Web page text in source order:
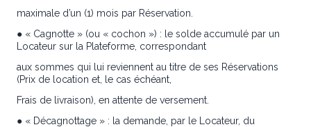
maximale d’un (1) mois par Réservation.
● « Cagnotte » (ou « cochon ») : le solde accumulé par un
Locateur sur la Plateforme, correspondant
aux sommes qui lui reviennent au titre de ses Réservations
(Prix de location et, le cas échéant,
Frais de livraison), en attente de versement.
● « Décagnottage » : la demande, par le Locateur, du